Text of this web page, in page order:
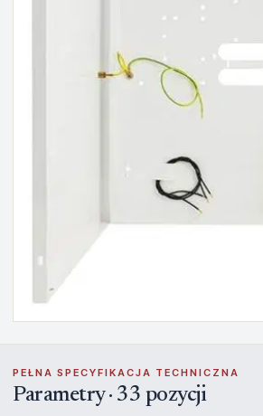
PEŁNA SPECYFIKACJA TECHNICZNA
Parametry · 33 pozycji